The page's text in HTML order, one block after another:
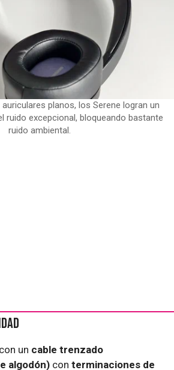
planos, los Serene logran un
ruido excepcional, bloqueando bastante
ruido ambiental.
un cable trenzado
algodón) con terminaciones de